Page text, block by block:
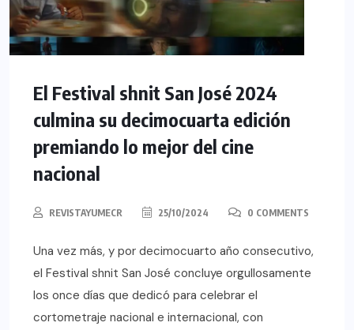
El Festival shnit San José 2024
culmina su decimocuarta edición
premiando lo mejor del cine
nacional
REVISTAYUMECR 25/10/2024 0 COMMENTS
Una vez más, y por decimocuarto año consecutivo,
el Festival shnit San José concluye orgullosamente
los once días que dedicó para celebrar el
cortometraje nacional e internacional, con